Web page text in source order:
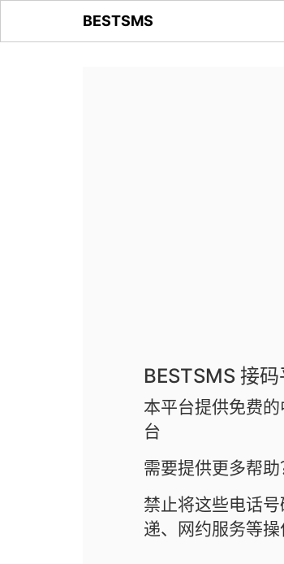
BESTSMS
BESTSMS 接码
本平台提供免费
台
需要提供更多帮
禁止将这些电话
递、网约服务等操